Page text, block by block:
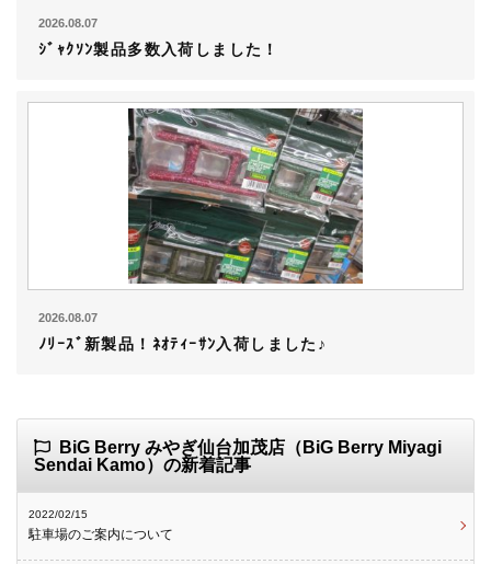
2026.08.07
ｼﾞｬｸｿﾝ製品多数入荷しました！
2026.08.07
ﾉﾘｰｽﾞ新製品！ﾈｵﾃｨｰｻﾝ入荷しました♪
BiG Berry みやぎ仙台加茂店（BiG Berry Miyagi
Sendai Kamo）の新着記事
2022/02/15
駐車場のご案内について